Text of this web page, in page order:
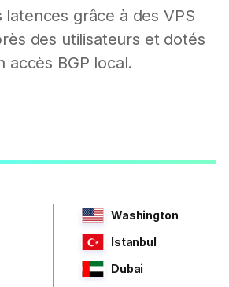
latences grâce à des VPS
des utilisateurs et dotés
accès BGP local.
Washington
Istanbul
Dubai